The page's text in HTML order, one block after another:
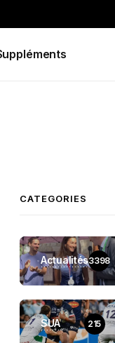
CATEGORIES
Actualités3398
SUA 215